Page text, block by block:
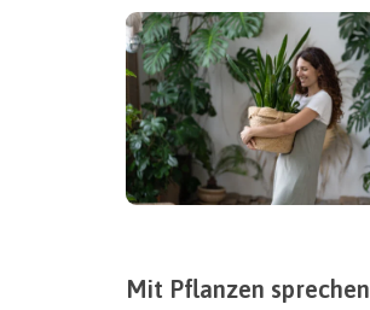
Mit Pflanzen sprechen